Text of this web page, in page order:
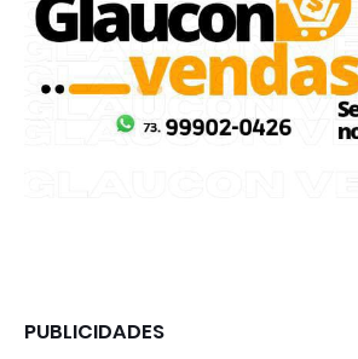
PUBLICIDADES